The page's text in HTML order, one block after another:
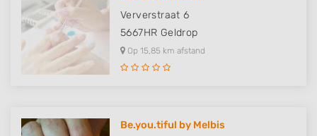
Ververstraat 6
5667HR Geldrop
Op 15,85 km afstand
Be.you.tiful by Melbis
Use limited data to select content
IAB Special Features:
Use precise geolocation data
Non-IAB processing purposes: